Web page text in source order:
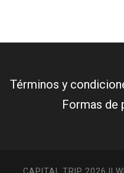
Términos y
Formas de